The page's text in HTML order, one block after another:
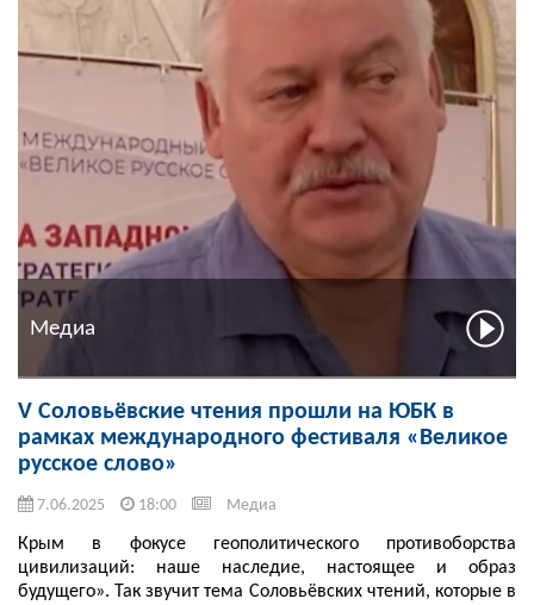
Медиа
V Соловьёвские чтения прошли на ЮБК в
рамках международного фестиваля «Великое
русское слово»
7.06.2025 18:00 Медиа
Крым в фокусе геополитического противоборства
цивилизаций: наше наследие, настоящее и образ
будущего». Так звучит тема Соловьёвских чтений, которые в